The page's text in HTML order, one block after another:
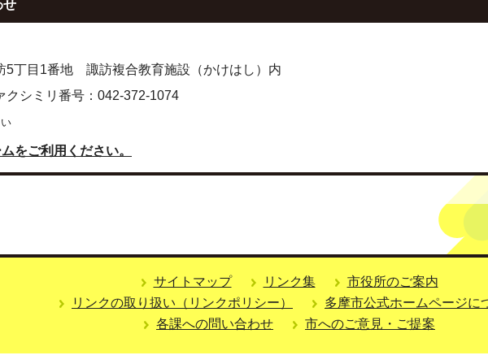
せ
丁目1番地 諏訪複合教育施設（かけはし）内
シミリ番号：042-372-1074
をご利用ください。
サイトマップ リンク集
市役所のご案内
リンクの取り扱い（リンクポリシー）
多摩市公式ホームページに
各課への問い合わせ
市へのご意見・ご提案